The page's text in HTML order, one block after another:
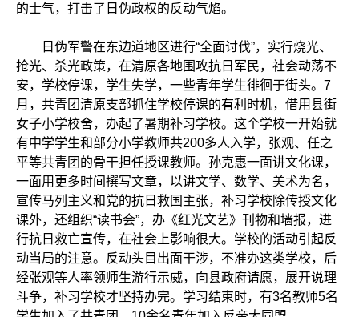
的士气，打击了日伪政权的反动气焰。
日伪军警在东边道地区进行“全面讨伐”，实行烧光、
抢光、杀光政策，在清原各地围攻抗日军民，社会动荡不
安，学校停课，学生失学，一些青年学生徘徊于街头。7
月，共青团清原支部抓住学校停课的有利时机，借用县街
女子小学校舍，办起了暑期补习学校。这个学校一开始就
有中学学生和部分小学教师共200多人入学，张观、任之
平等共青团的骨干担任授课教师。孙克惠一面讲文化课，
一面用更多时间撰写文章，以讲文学、数学、美术为名，
宣传马列主义和党的抗日救国主张，补习学校除传授文化
课外，还组织“读书会”，办《红光文艺》刊物和墙报，进
行抗日救亡宣传，在社会上影响很大。学校的活动引起反
动当局的注意。反动头目出面干涉，不准办这类学校，后
经张观等人率领师生游行示威，向县政府请愿，展开说理
斗争，补习学校才坚持办完。学习结束时，有3名教师5名